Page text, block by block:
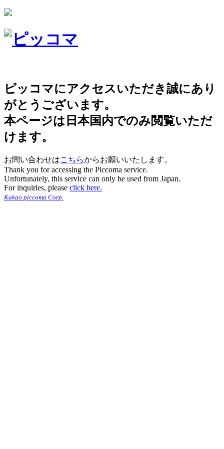
ピッコマにアクセスいただき誠にあり
がとうございます。
本ページは日本国内でのみ閲覧いただ
けます。
お問い合わせはこちらからお願いいたします。
Thank you for accessing the Piccoma service.
Unfortunately, this service can only be used from Japan.
For inquiries, please click here.
Kakao piccoma Corp.